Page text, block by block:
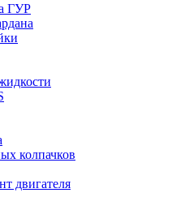
ГУР
колпачков
двигателя